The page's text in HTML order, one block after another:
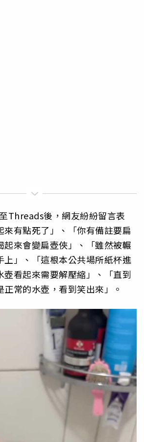
Threads後，網友紛紛留言表
來有點死了」、「你有備註要扁
起來會變扁壺俠」、「雖然被輾
上」、「這根本公共場所紙杯進
壺看起來需要解壓縮」、「直到
常的水壺，看到笑出來」。